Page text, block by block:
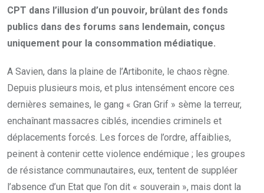
CPT dans l’illusion d’un pouvoir, brûlant des fonds
publics dans des forums sans lendemain, conçus
uniquement pour la consommation médiatique.
A Savien, dans la plaine de l’Artibonite, le chaos règne.
Depuis plusieurs mois, et plus intensément encore ces
dernières semaines, le gang « Gran Grif » sème la terreur,
enchaînant massacres ciblés, incendies criminels et
déplacements forcés. Les forces de l’ordre, affaiblies,
peinent à contenir cette violence endémique ; les groupes
de résistance communautaires, eux, tentent de suppléer
l’absence d’un Etat que l’on dit « souverain », mais dont la